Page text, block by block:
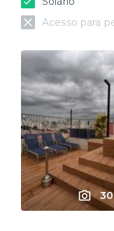
Acesso para